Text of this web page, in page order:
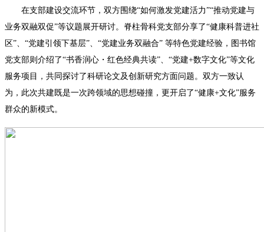
在支部建设交流环节，双方围绕“如何激发党建活力”“推动党建与
业务双融双促”等议题展开研讨。脊柱骨科党支部分享了“健康科普进社
区”、“党建引领下基层”、“党建业务双融合” 等特色党建经验，图书馆
党支部则介绍了“书香润心・红色经典共读”、“党建+数字文化”等文化
服务项目，共同探讨了科研论文及创新研究方面问题。双方一致认
为，此次共建既是一次跨领域的思想碰撞，更开启了“健康+文化”服务
群众的新模式。